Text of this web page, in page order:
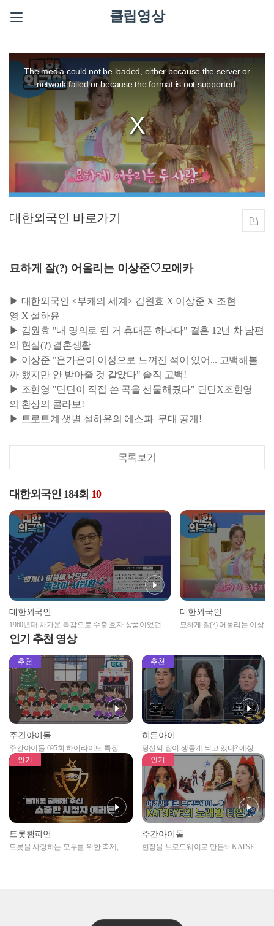
클립영상
is
modal
window.
The media could not be loaded, either because the server or
network failed or because the format is not supported.
대한외국인
묘하게 잘(?) 어울리는 이상준♡모에카
▶ 대한외국인 <부캐의 세계> 김원효 X 이상준 X 조현
영 X 설하윤
▶ 김원효 "내 명의로 된 거 휴대폰 하나다" 결혼 12년 차 남편
의 현실(?) 결혼생활
▶ 이상준 "은가은이 이성으로 느껴진 적이 있어... 고백해볼
까 했지만 안 받아줄 것 같았다" 솔직 고백!
▶ 조현영 "딘딘이 직접 쓴 곡을 선물해줬다" 딘딘X조현영
의 환상의 콜라보!
▶ 트로트계 샛별 설하윤의 에스파 무대 공개!
목록보기
대한외국인 184회 10
대한외국인
1960년대 차가운 촉감으로 수출 효자 상품이었던
OO은?
대한외국인
묘하게 잘(?) 어울리는 이상
인기 추천 영상
추천
주간아이돌
주간아이돌 695회 하이라이트 특집 남
자아이돌편 예고
추천
히든아이
당신의 집이 생중계 되고 있다? 예상치
못한 곳에서 일어나는 불법촬영 범죄!
인기
트롯챔피언
트롯을 사랑하는 모두를 위한 축제,
인기
주간아이돌
현장을 브로드웨이로 만든✨ KATSEYE